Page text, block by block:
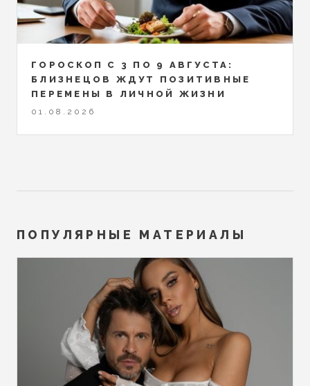
ГОРОСКОП С 3 ПО 9 АВГУСТА:
БЛИЗНЕЦОВ ЖДУТ ПОЗИТИВНЫЕ
ПЕРЕМЕНЫ В ЛИЧНОЙ ЖИЗНИ
01.08.2026
ПОПУЛЯРНЫЕ МАТЕРИАЛЫ